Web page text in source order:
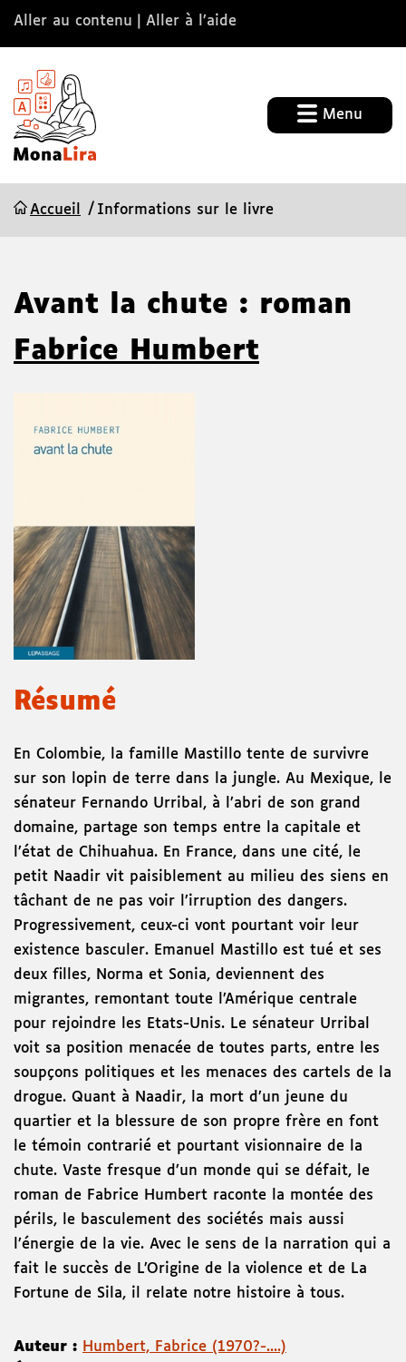
Aller au contenu Aller à l’aide
Menu
Accueil Informations sur le livre
Avant la chute : roman
Fabrice Humbert
Résumé
En Colombie, la famille Mastillo tente de survivre
sur son lopin de terre dans la jungle. Au Mexique, le
sénateur Fernando Urribal, à l’abri de son grand
domaine, partage son temps entre la capitale et
l’état de Chihuahua. En France, dans une cité, le
petit Naadir vit paisiblement au milieu des siens en
tâchant de ne pas voir l’irruption des dangers.
Progressivement, ceux-ci vont pourtant voir leur
existence basculer. Emanuel Mastillo est tué et ses
deux filles, Norma et Sonia, deviennent des
migrantes, remontant toute l’Amérique centrale
pour rejoindre les Etats-Unis. Le sénateur Urribal
voit sa position menacée de toutes parts, entre les
soupçons politiques et les menaces des cartels de la
drogue. Quant à Naadir, la mort d’un jeune du
quartier et la blessure de son propre frère en font
le témoin contrarié et pourtant visionnaire de la
chute. Vaste fresque d’un monde qui se défait, le
roman de Fabrice Humbert raconte la montée des
périls, le basculement des sociétés mais aussi
l’énergie de la vie. Avec le sens de la narration qui a
fait le succès de L’Origine de la violence et de La
Fortune de Sila, il relate notre histoire à tous.
Auteur : Humbert, Fabrice (1970?-....)